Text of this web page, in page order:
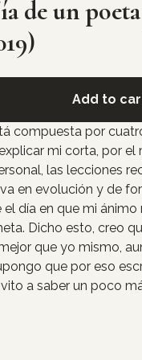
de un
Add to
compuesta por
mi corta, por el
las lecciones
en evolución y de
día en que mi ánimo
Dicho esto, creo
que yo mismo,
que por eso
a saber un poco